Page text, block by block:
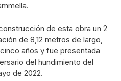
de esta obra un 2
de 8,12 metros de largo,
años y fue presentada
del hundimiento del
de 2022.